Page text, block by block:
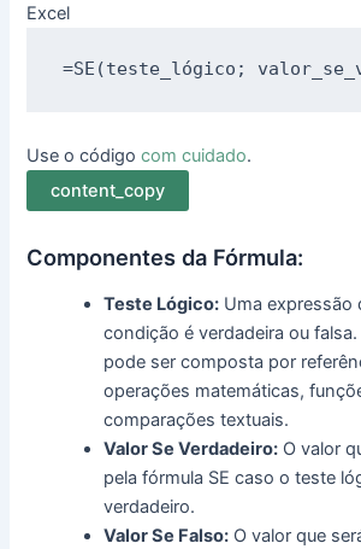
Excel
Use o códigocom cuidado.
content_copy
Componentes da Fórmula:
Teste Lógico: Uma expressão
condição é verdadeira ou
pode ser composta por
operações matemáticas,
comparações textuais.
Valor Se Verdadeiro: O valor
pela fórmula SE caso o teste
verdadeiro.
Valor Se Falso: O valor que